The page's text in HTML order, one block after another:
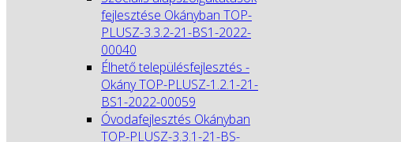
fejlesztése Okányban TOP-
PLUSZ-3.3.2-21-BS1-2022-
00040
Élhető településfejlesztés -
Okány TOP-PLUSZ-1.2.1-21-
BS1-2022-00059
Óvodafejlesztés Okányban
TOP-PLUSZ-3.3.1-21-BS-